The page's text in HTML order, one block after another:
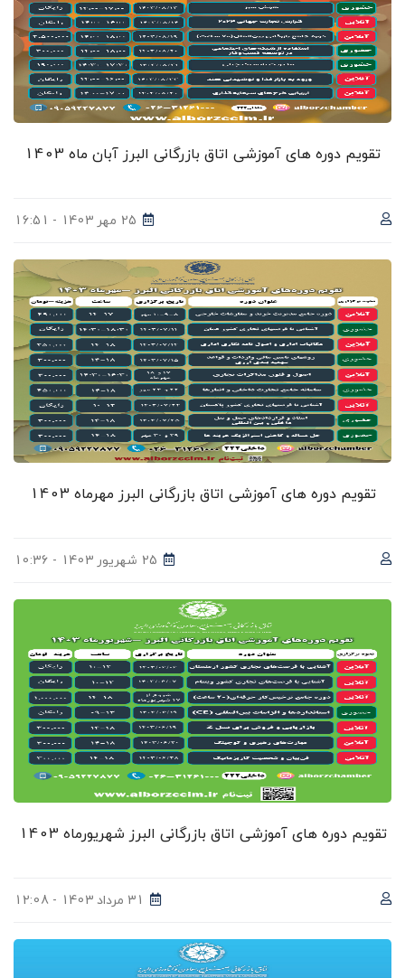
تقویم دوره های آموزشی اتاق بازرگانی البرز آبان ماه 1403
25 مهر 1403 - 16:51
تقویم دوره های آموزشی اتاق بازرگانی البرز مهرماه 1403
25 شهریور 1403 - 10:36
تقویم دوره های آموزشی اتاق بازرگانی البرز شهریورماه 1403
31 مرداد 1403 - 12:08